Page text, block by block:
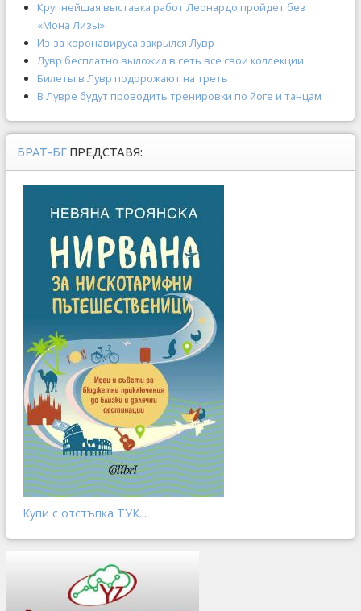
Крупнейшая выставка работ Леонардо пройдет без
«Мона Лизы»
Из-за коронавируса закрылся Лувр
Лувр бесплатно выложил в сеть все свои коллекции
Билеты в Лувр подорожают на треть
В Лувре будут проводить тренировки по йоге и танцам
БРАТ-БГ ПРЕДСТАВЯ:
Купи с отстъпка ТУК...